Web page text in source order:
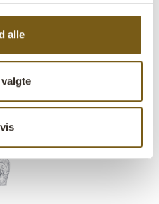
alle
dette produkt